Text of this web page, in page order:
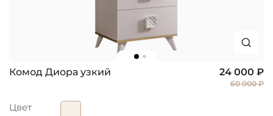
Комод Диора узкий 24 000 ₽
60 000 ₽
Цвет